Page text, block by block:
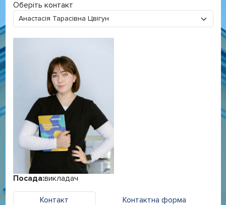
Оберіть контакт
Посада:викладач
Контакт Контактна форма